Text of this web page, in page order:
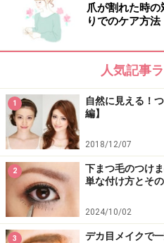
爪が割れた時
りでのケア方法
人気記事
1
自然に見える！
編】
2018/12/07
2
下まつ毛のつけ
単な付け方とそ
2024/10/02
3 デカ目メイクで